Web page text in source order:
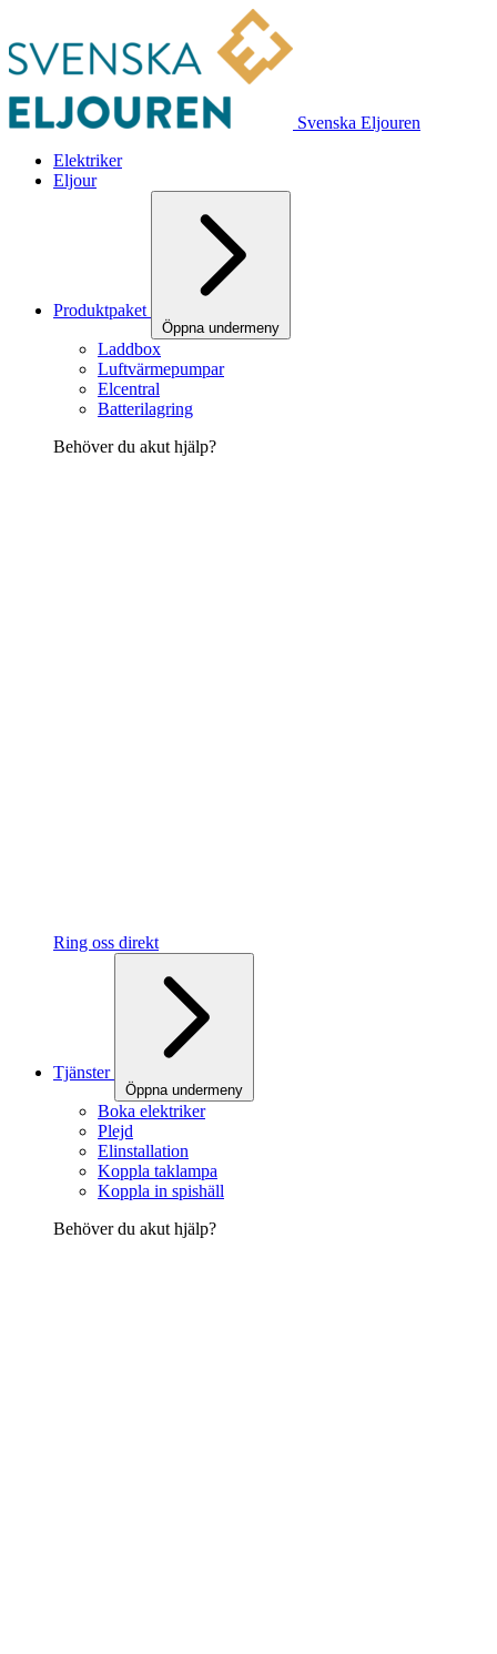
Svenska Eljouren
Elektriker
Eljour
Produktpaket
Öppna undermeny
Laddbox
Luftvärmepumpar
Elcentral
Batterilagring
Behöver du akut hjälp?
Ring oss direkt
Tjänster
Öppna undermeny
Boka elektriker
Plejd
Elinstallation
Koppla taklampa
Koppla in spishäll
Behöver du akut hjälp?